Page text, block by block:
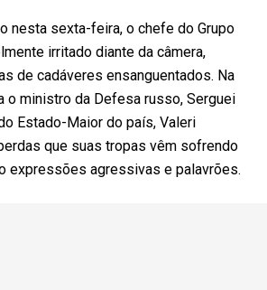
nesta sexta-feira, o chefe do Grupo
irritado diante da câmera,
de cadáveres ensanguentados. Na
o ministro da Defesa russo, Serguei
Estado-Maior do país, Valeri
que suas tropas vêm sofrendo
expressões agressivas e palavrões.